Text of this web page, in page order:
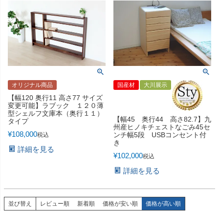
オリジナル商品
【幅120 奥行11 高さ77 サイズ
変更可能】ラブック １２０薄
型シェルフ文庫本（奥行１１）
タイプ
¥108,000税込
詳細を見る
国産材 大川展示
【幅45 奥行44 高さ82.7】九
州産ヒノキチェストなごみ45セ
ンチ幅5段 USBコンセント付
き
¥102,000税込
詳細を見る
並び替え レビュー順 新着順 価格が安い順 価格が高い順